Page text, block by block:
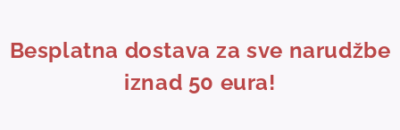
Besplatna dostava za sve narudžbe
iznad 50 eura!